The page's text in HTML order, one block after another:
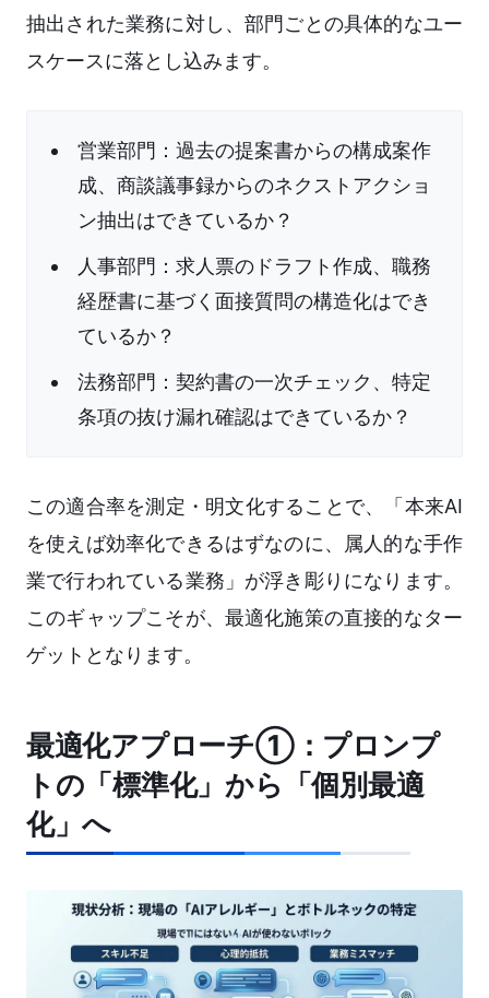
抽出された業務に対し、部門ごとの具体的なユー
スケースに落とし込みます。
営業部門：過去の提案書からの構成案作
成、商談議事録からのネクストアクショ
ン抽出はできているか？
人事部門：求人票のドラフト作成、職務
経歴書に基づく面接質問の構造化はでき
ているか？
法務部門：契約書の一次チェック、特定
条項の抜け漏れ確認はできているか？
この適合率を測定・明文化することで、「本来AI
を使えば効率化できるはずなのに、属人的な手作
業で行われている業務」が浮き彫りになります。
このギャップこそが、最適化施策の直接的なター
ゲットとなります。
最適化アプローチ①：プロンプ
トの「標準化」から「個別最適
化」へ